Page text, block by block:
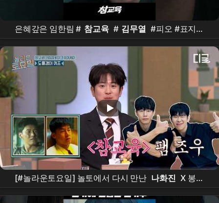
은혜갚은 임한림 # 참교육 # 김무열 #피오 #표지훈
# 진기주 #웹 드라마 #kdrama #teachyoualesson
#kimmuyeol
[#놀라운토요일] 놀토에서 다시 만난 나화진 X 봉근
대⁉️ 김무열 참교육 전과 후로 나뉘는 도플갱어 퀴즈
- 배우 편👀